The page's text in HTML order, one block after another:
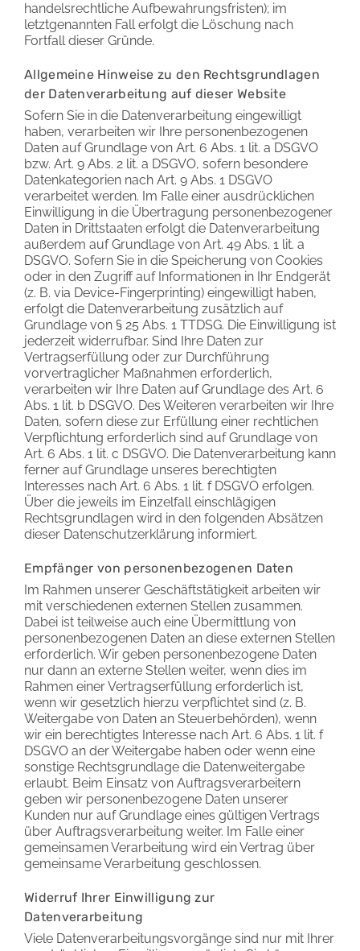
handelsrechtliche Aufbewahrungsfristen); im
letztgenannten Fall erfolgt die Löschung nach
Fortfall dieser Gründe.
Allgemeine Hinweise zu den Rechtsgrundlagen
der Datenverarbeitung auf dieser Website
Sofern Sie in die Datenverarbeitung eingewilligt
haben, verarbeiten wir Ihre personenbezogenen
Daten auf Grundlage von Art. 6 Abs. 1 lit. a DSGVO
bzw. Art. 9 Abs. 2 lit. a DSGVO, sofern besondere
Datenkategorien nach Art. 9 Abs. 1 DSGVO
verarbeitet werden. Im Falle einer ausdrücklichen
Einwilligung in die Übertragung personenbezogener
Daten in Drittstaaten erfolgt die Datenverarbeitung
außerdem auf Grundlage von Art. 49 Abs. 1 lit. a
DSGVO. Sofern Sie in die Speicherung von Cookies
oder in den Zugriff auf Informationen in Ihr Endgerät
(z. B. via Device-Fingerprinting) eingewilligt haben,
erfolgt die Datenverarbeitung zusätzlich auf
Grundlage von § 25 Abs. 1 TTDSG. Die Einwilligung ist
jederzeit widerrufbar. Sind Ihre Daten zur
Vertragserfüllung oder zur Durchführung
vorvertraglicher Maßnahmen erforderlich,
verarbeiten wir Ihre Daten auf Grundlage des Art. 6
Abs. 1 lit. b DSGVO. Des Weiteren verarbeiten wir Ihre
Daten, sofern diese zur Erfüllung einer rechtlichen
Verpflichtung erforderlich sind auf Grundlage von
Art. 6 Abs. 1 lit. c DSGVO. Die Datenverarbeitung kann
ferner auf Grundlage unseres berechtigten
Interesses nach Art. 6 Abs. 1 lit. f DSGVO erfolgen.
Über die jeweils im Einzelfall einschlägigen
Rechtsgrundlagen wird in den folgenden Absätzen
dieser Datenschutzerklärung informiert.
Empfänger von personenbezogenen Daten
Im Rahmen unserer Geschäftstätigkeit arbeiten wir
mit verschiedenen externen Stellen zusammen.
Dabei ist teilweise auch eine Übermittlung von
personenbezogenen Daten an diese externen Stellen
erforderlich. Wir geben personenbezogene Daten
nur dann an externe Stellen weiter, wenn dies im
Rahmen einer Vertragserfüllung erforderlich ist,
wenn wir gesetzlich hierzu verpflichtet sind (z. B.
Weitergabe von Daten an Steuerbehörden), wenn
wir ein berechtigtes Interesse nach Art. 6 Abs. 1 lit. f
DSGVO an der Weitergabe haben oder wenn eine
sonstige Rechtsgrundlage die Datenweitergabe
erlaubt. Beim Einsatz von Auftragsverarbeitern
geben wir personenbezogene Daten unserer
Kunden nur auf Grundlage eines gültigen Vertrags
über Auftragsverarbeitung weiter. Im Falle einer
gemeinsamen Verarbeitung wird ein Vertrag über
gemeinsame Verarbeitung geschlossen.
Widerruf Ihrer Einwilligung zur
Datenverarbeitung
Viele Datenverarbeitungsvorgänge sind nur mit Ihrer